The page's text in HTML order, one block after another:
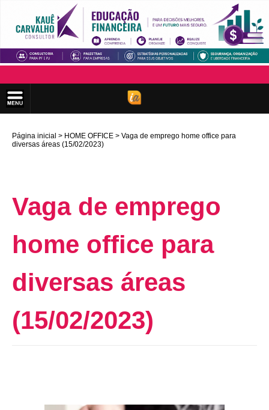
Página inicial HOME OFFICE
Vaga de emprego home office para
diversas áreas (15/02/2023)
Vaga de emprego
home office para
diversas áreas
(15/02/2023)